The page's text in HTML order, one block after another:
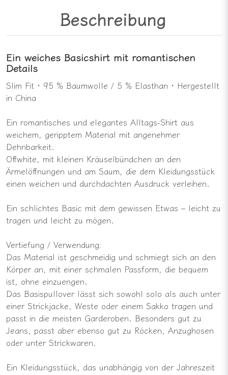
Beschreibung
Ein weiches Basicshirt mit romantischen
Details
Slim Fit · 95 % Baumwolle / 5 % Elasthan · Hergestellt
in China
Ein romantisches und elegantes Alltags-Shirt aus
weichem, geripptem Material mit angenehmer
Dehnbarkeit.
Offwhite, mit kleinen Kräuselbündchen an den
Ärmelöffnungen und am Saum, die dem Kleidungsstück
einen weichen und durchdachten Ausdruck verleihen.
Ein schlichtes Basic mit dem gewissen Etwas – leicht zu
tragen und leicht zu mögen.
Vertiefung / Verwendung:
Das Material ist geschmeidig und schmiegt sich an den
Körper an, mit einer schmalen Passform, die bequem
ist, ohne einzuengen.
Das Basispullover lässt sich sowohl solo als auch unter
einer Strickjacke, Weste oder einem Sakko tragen und
passt in die meisten Garderoben. Besonders gut zu
Jeans, passt aber ebenso gut zu Röcken, Anzughosen
oder unter Strickwaren.
Ein Kleidungsstück, das unabhängig von der Jahreszeit